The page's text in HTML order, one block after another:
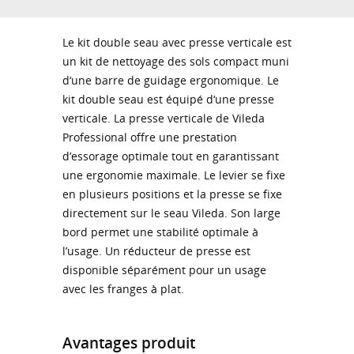
Le kit double seau avec presse verticale est
un kit de nettoyage des sols compact muni
d‘une barre de guidage ergonomique. Le
kit double seau est équipé d‘une presse
verticale. La presse verticale de Vileda
Professional offre une prestation
d’essorage optimale tout en garantissant
une ergonomie maximale. Le levier se fixe
en plusieurs positions et la presse se fixe
directement sur le seau Vileda. Son large
bord permet une stabilité optimale à
l’usage. Un réducteur de presse est
disponible séparément pour un usage
avec les franges à plat.
Avantages produit